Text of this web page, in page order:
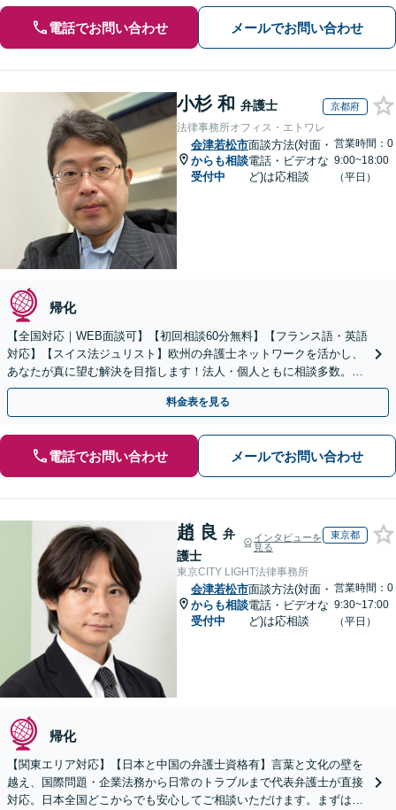
電話でお問い合わせ メールでお問い合わせ
小杉 和 弁護士 京都府
法律事務所オフィス・エトワレ
会津若松市
からも相談
受付中
面談方法(対面・
電話・ビデオな
ど)は応相談
営業時間：0
9:00~18:00
（平日）
帰化
【全国対応｜WEB面談可】【初回相談60分無料】【フランス語・英語
対応】【スイス法ジュリスト】欧州の弁護士ネットワークを活かし、
あなたが真に望む解決を目指します！法人・個人ともに相談多数。細
やかな連絡と粘り強い交渉を徹底【休日・夜間相談可】
料金表を見る
電話でお問い合わせ メールでお問い合わせ
趙 良 弁
護士
インタビューを
見る
東京都
東京CITY LIGHT法律事務所
会津若松市
からも相談
受付中
面談方法(対面・
電話・ビデオな
ど)は応相談
営業時間：0
9:30~17:00
（平日）
帰化
【関東エリア対応】【日本と中国の弁護士資格有】言葉と文化の壁を
越え、国際問題・企業法務から日常のトラブルまで代表弁護士が直接
対応。日本全国どこからでも安心してご相談いただけます。まずは一